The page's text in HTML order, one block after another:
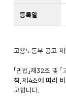
등록일
고용노동부 공고
「민법」제32조 및
칙」제4조에 따라
고합니다.